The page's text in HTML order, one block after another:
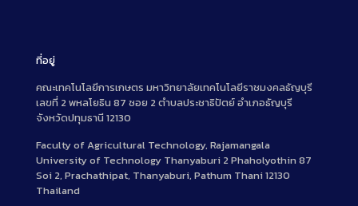
ที่อยู่
คณะเทคโนโลยีการเกษตร มหาวิทยาลัยเทคโนโลยีราชมงคลธัญบุรี
เลขที่ 2 พหลโยธิน 87 ซอย 2 ตำบลประชาธิปัตย์ อำเภอธัญบุรี
จังหวัดปทุมธานี 12130
Faculty of Agricultural Technology, Rajamangala
University of Technology Thanyaburi 2 Phaholyothin 87
Soi 2, Prachathipat, Thanyaburi, Pathum Thani 12130
Thailand